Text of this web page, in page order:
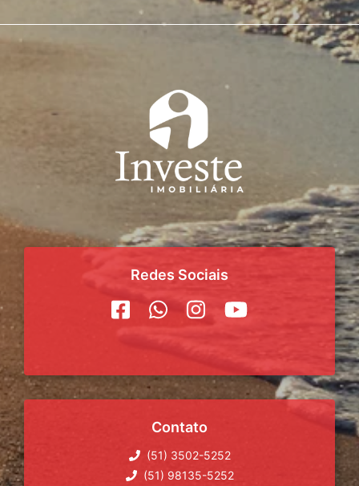
Redes Sociais
Contato
(51) 3502-5252
(51) 98135-5252